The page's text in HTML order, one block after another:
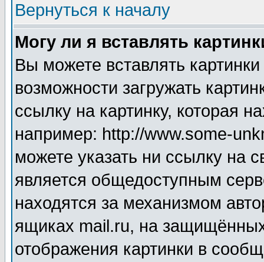
Вернуться к началу
Могу ли я вставлять
Вы можете вставлять
возможности загружать
ссылку на картинку, которая
например: http://www.some-
можете указать ни ссылку на
является общедоступным
находятся за механизмом
ящиках mail.ru, на
отображения картинки в